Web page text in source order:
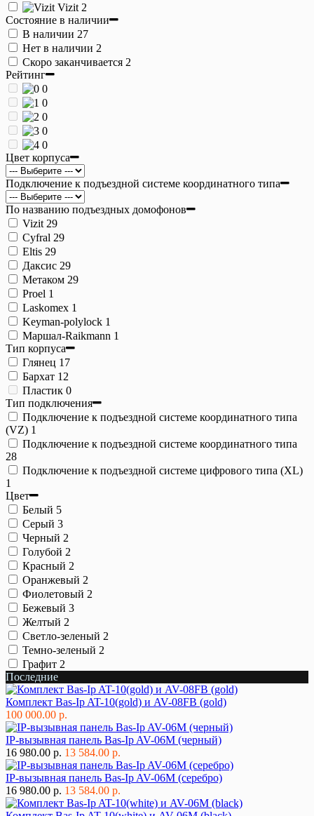
Vizit 2
Состояние в наличии
В наличии 27
Нет в наличии 2
Скоро заканчивается 2
Рейтинг
0
0
0
0
0
Цвет корпуса
Подключение к подъездной системе координатного типа
По названию подъездных домофонов
Vizit 29
Cyfral 29
Eltis 29
Даксис 29
Метаком 29
Proel 1
Laskomex 1
Keyman-polylock 1
Маршал-Raikmann 1
Тип корпуса
Глянец 17
Бархат 12
Пластик 0
Тип подключения
Подключение к подъездной системе координатного типа
(VZ) 1
Подключение к подъездной системе координатного типа
28
Подключение к подъездной системе цифрового типа (XL)
1
Цвет
Белый 5
Серый 3
Черный 2
Голубой 2
Красный 2
Оранжевый 2
Фиолетовый 2
Бежевый 3
Желтый 2
Светло-зеленый 2
Темно-зеленый 2
Графит 2
Последние
Комплект Bas-Ip AT-10(gold) и AV-08FB (gold)
100 000.00 р.
IP-вызывная панель Bas-Ip AV-06M (черный)
16 980.00 р. 13 584.00 р.
IP-вызывная панель Bas-Ip AV-06M (серебро)
16 980.00 р. 13 584.00 р.